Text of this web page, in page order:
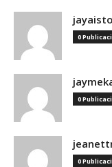
0
0
0